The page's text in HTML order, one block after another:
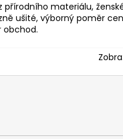
přírodního materiálu,
ušité, výborný poměr
obchod.